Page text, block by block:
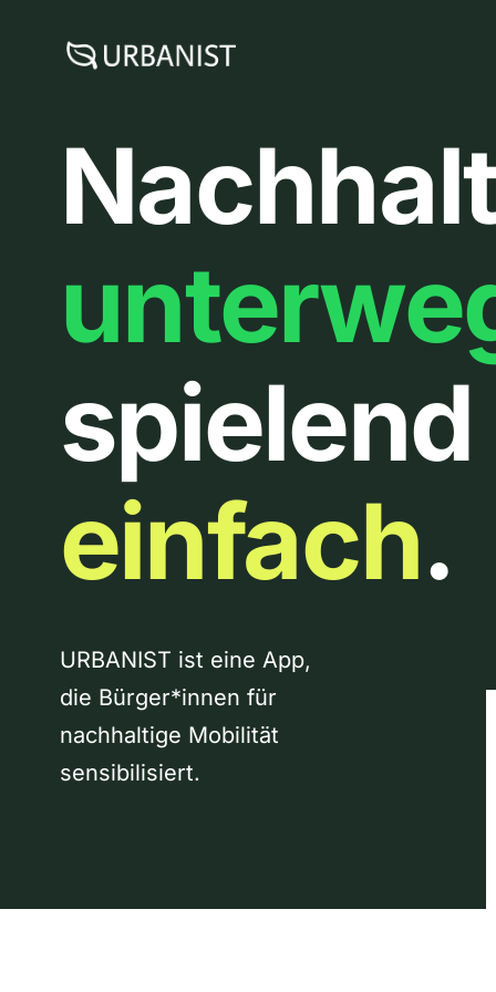
spielend
einfach.
URBANIST ist eine App,
die Bürger*innen für
nachhaltige Mobilität
sensibilisiert.